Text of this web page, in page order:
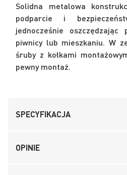
Solidna metalowa
podparcie i
jednocześnie
piwnicy lub mieszkaniu. W
śruby z kołkami
pewny montaż.
SPECYFIKACJA
OPINIE